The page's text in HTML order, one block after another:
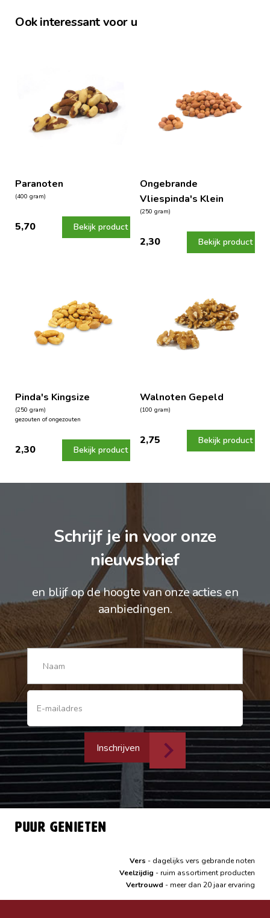
Ook interessant voor u
Paranoten
(400 gram)
5,70 Bekijk product
Ongebrande
Vliespinda's Klein
(250 gram)
2,30 Bekijk product
Pinda's Kingsize
(250 gram)
gezouten of ongezouten
2,30 Bekijk product
Walnoten Gepeld
(100 gram)
2,75 Bekijk product
Schrijf je in voor onze
nieuwsbrief
en blijf op de hoogte van onze acties en
aanbiedingen.
Inschrijven
Puur genieten
Vers - dagelijks vers gebrande noten
Veelzijdig - ruim assortiment producten
Vertrouwd - meer dan 20 jaar ervaring